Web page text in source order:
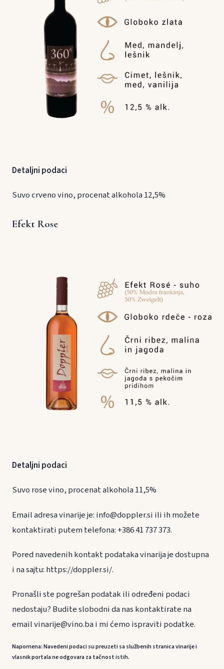
Detaljni podaci
Suvo crveno vino, procenat alkohola 12,5%
Efekt Rose
Detaljni podaci
Suvo rose vino, procenat alkohola 11,5%
Email adresa vinarije je: info@doppler.si ili ih možete
kontaktirati putem telefona: +386 41 737 373.
Pored navedenih kontakt podataka vinarija je dostupna
i na sajtu: https://doppler.si/.
Pronašli ste pogrešan podatak ili određeni podaci
nedostaju? Budite slobodni da nas kontaktirate na
email vinarije@vino.ba i mi ćemo ispraviti podatke.
Napomena: Navedeni podaci su preuzeti sa službenih stranica vinarije i
vlasnik portala ne odgovara za tačnost istih.